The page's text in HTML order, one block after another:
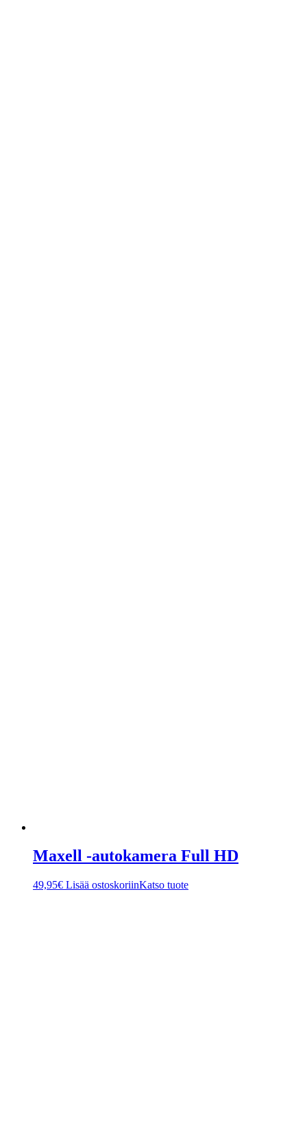
Maxell -autokamera Full HD
49,95€ Lisää ostoskoriinKatso tuote